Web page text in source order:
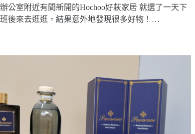
辦公室附近有間新開的Hochoo好萩家居 就選了一天下
班後來去逛逛，結果意外地發現很多好物！…